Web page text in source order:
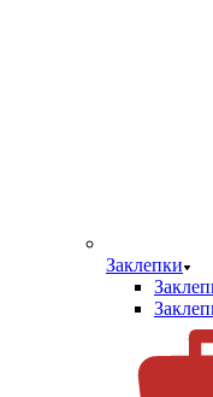
Заклепки